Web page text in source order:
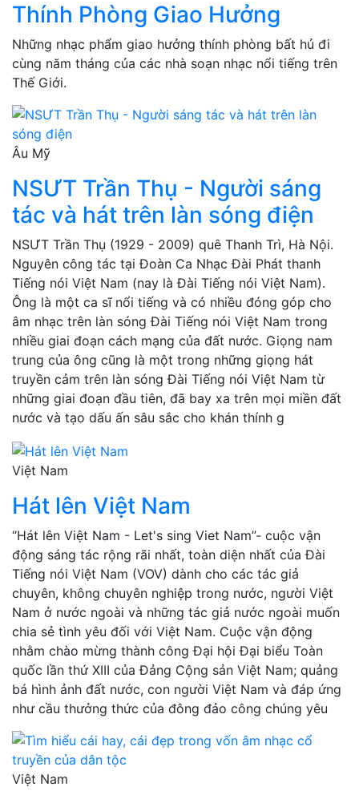
Thính Phòng Giao Hưởng
Những nhạc phẩm giao hưởng thính phòng bất hủ đi
cùng năm tháng của các nhà soạn nhạc nổi tiếng trên
Thế Giới.
Âu Mỹ
NSƯT Trần Thụ - Người sáng
tác và hát trên làn sóng điện
NSƯT Trần Thụ (1929 - 2009) quê Thanh Trì, Hà Nội.
Nguyên công tác tại Đoàn Ca Nhạc Đài Phát thanh
Tiếng nói Việt Nam (nay là Đài Tiếng nói Việt Nam).
Ông là một ca sĩ nổi tiếng và có nhiều đóng góp cho
âm nhạc trên làn sóng Đài Tiếng nói Việt Nam trong
nhiều giai đoạn cách mạng của đất nước. Giọng nam
trung của ông cũng là một trong những giọng hát
truyền cảm trên làn sóng Đài Tiếng nói Việt Nam từ
những giai đoạn đầu tiên, đã bay xa trên mọi miền đất
nước và tạo dấu ấn sâu sắc cho khán thính g
Việt Nam
Hát lên Việt Nam
“Hát lên Việt Nam - Let's sing Viet Nam”- cuộc vận
động sáng tác rộng rãi nhất, toàn diện nhất của Đài
Tiếng nói Việt Nam (VOV) dành cho các tác giả
chuyên, không chuyên nghiệp trong nước, người Việt
Nam ở nước ngoài và những tác giả nước ngoài muốn
chia sẻ tình yêu đối với Việt Nam. Cuộc vận động
nhằm chào mừng thành công Đại hội Đại biểu Toàn
quốc lần thứ XIII của Đảng Cộng sản Việt Nam; quảng
bá hình ảnh đất nước, con người Việt Nam và đáp ứng
như cầu thưởng thức của đông đảo công chúng yêu
Việt Nam